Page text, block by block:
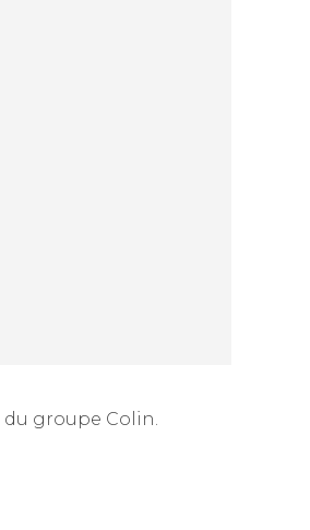
du groupe Colin.